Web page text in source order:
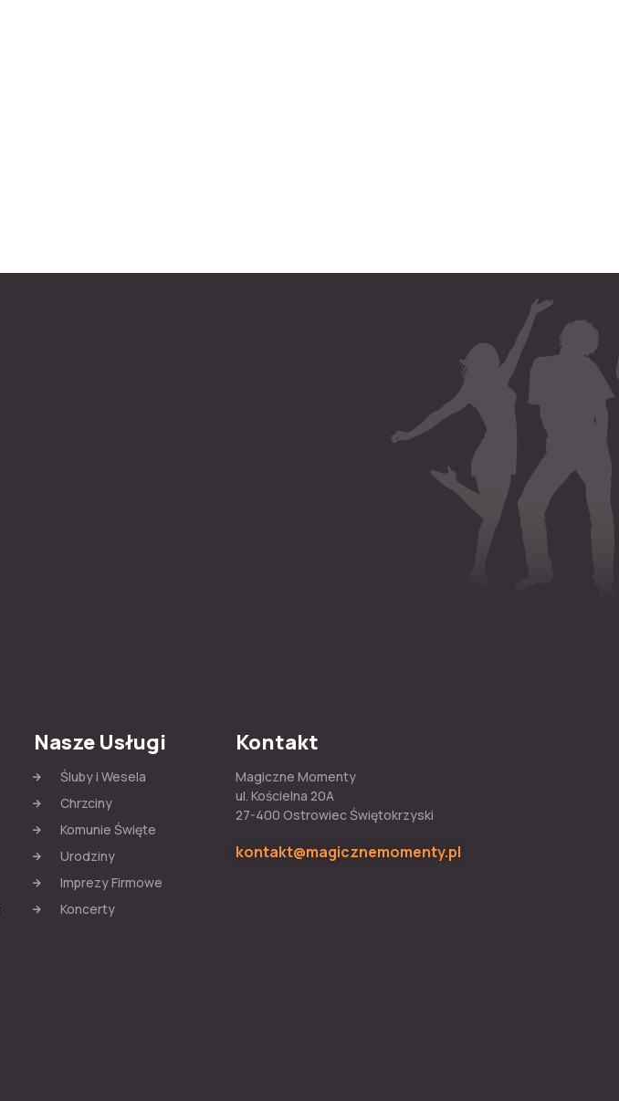
Nasze Usługi
Śluby i Wesela
Chrzciny
Komunie Święte
Urodziny
Imprezy Firmowe
Koncerty
Kontakt
Magiczne Momenty
ul. Kościelna 20A
27-400 Ostrowiec Świętokrzyski
kontakt@magicznemomenty.pl